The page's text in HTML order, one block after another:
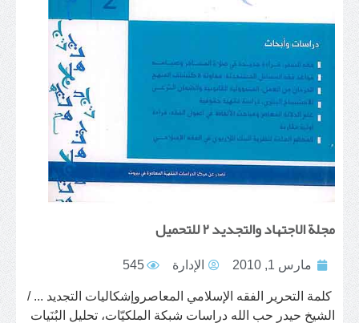
مجلة الاجتهاد والتجديد ٢ للتحميل
مارس 1, 2010 الإدارة 545
كلمة التحرير الفقه الإسلامي المعاصروإشكاليات التجديد ... /
الشيخ حيدر حب الله دراسات شبكة الملكيّات، تحليل البُنَيات